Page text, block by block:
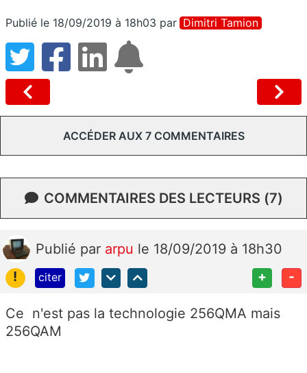
Publié le 18/09/2019 à 18h03 par Dimitri Tamion
ACCÉDER AUX 7 COMMENTAIRES
COMMENTAIRES DES LECTEURS (7)
Publié par arpu le 18/09/2019 à 18h30
!
citer + -
Ce n'est pas la technologie 256QMA mais
256QAM